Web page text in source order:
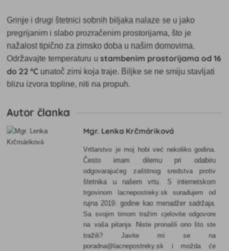
Grinje i drugi štetnici sobnih biljaka nalaze se u jako
pregrijanim i slabo prozračenim prostorijama, što je
nažalost tipično za zimsko doba u našim domovima.
Održavajte temperaturu ustambenim prostorijama od 16
do 22 °C unatoč zimi koja traje. Biljke se ne smiju stavljati
blizu izvora topline, niti na propuh.
Autor članka
Mgr. Lenka Krčmáriková
Vrtlarstvo je moj hobi već nekoliko godina.
Često imam dilemu pri odabiru
odgovarajućeg zaštitnog sredstva protiv
štetnika u našem vrtu. S internetskom
trgovinom lacnepostreky.sk surađujem od
rujna 2019. godine kao menadžer sadržaja.
Sa svojim timom tražim cjelovite odgovore
na vaša pitanja. Niste pronašli ono što ste
tražili? Javite mi se na
poradna@lacnepostreky.sk i možda će